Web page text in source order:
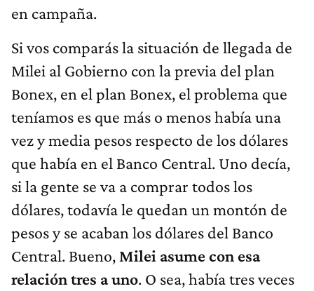
en campaña.
Si vos comparás la situación de llegada de
Milei al Gobierno con la previa del plan
Bonex, en el plan Bonex, el problema que
teníamos es que más o menos había una
vez y media pesos respecto de los dólares
que había en el Banco Central. Uno decía,
si la gente se va a comprar todos los
dólares, todavía le quedan un montón de
pesos y se acaban los dólares del Banco
Central. Bueno, Milei asume con esa
relación tres a uno. O sea, había tres veces